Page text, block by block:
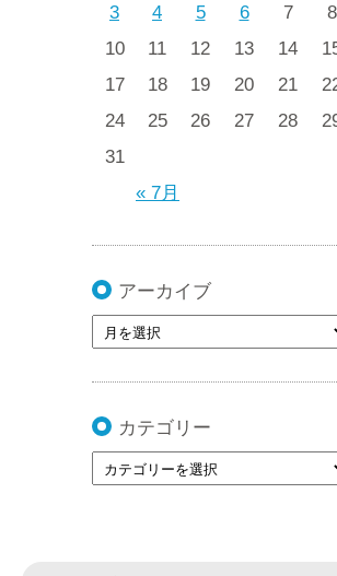
« 7月
3
4 5 6 7 8
10
11 12 13 14
17
18 19 20 21
24
25 26 27 28
31
アーカイブ
カテゴリー